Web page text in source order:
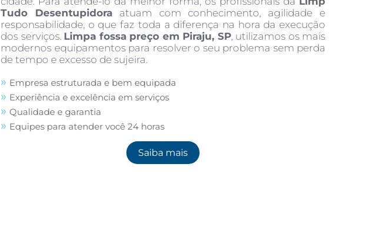
Tudo Desentupidoraatuam com conhecimento, agilidade e
responsabilidade, o que faz toda a diferença na hora da execução
dos serviços. Limpa fossa preço em Piraju, SP, utilizamos os mais
modernos equipamentos para resolver o seu problema sem perda
de tempo e excesso de sujeira.
Empresa estruturada e bem equipada
Experiência e excelência em serviços
Qualidade e garantia
Equipes para atender você 24 horas
Saiba mais